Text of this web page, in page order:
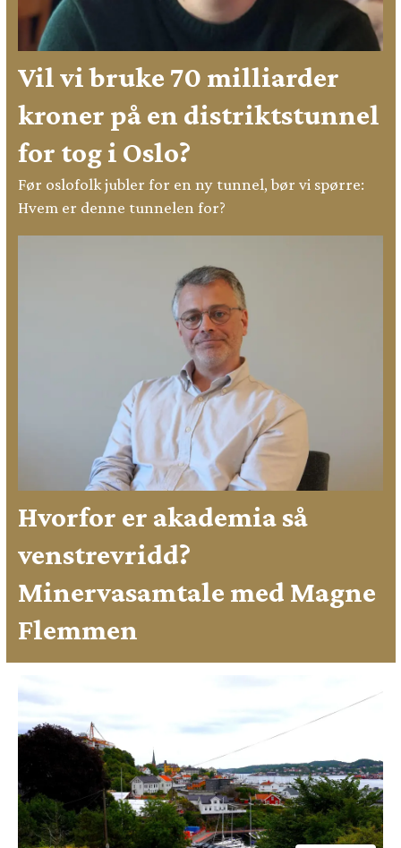
Vil vi bruke 70 milliarder
kroner på en distriktstunnel
for tog i Oslo?
Før oslofolk jubler for en ny tunnel, bør vi spørre:
Hvem er denne tunnelen for?
Hvorfor er akademia så
venstrevridd?
Minervasamtale med Magne
Flemmen